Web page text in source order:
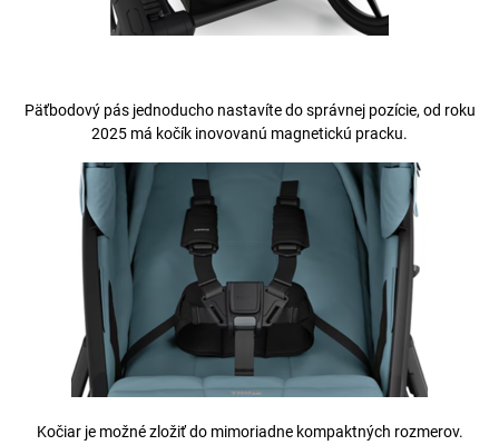
Päťbodový pás jednoducho nastavíte do správnej pozície, od roku
2025 má kočík inovovanú magnetickú pracku.
Kočiar je možné zložiť do mimoriadne kompaktných rozmerov.